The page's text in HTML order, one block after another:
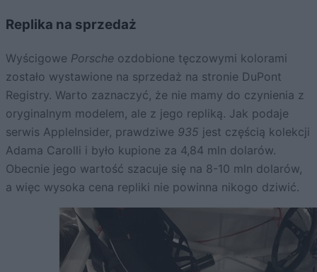
Replika na sprzedaż
Wyścigowe Porsche ozdobione tęczowymi kolorami
zostało wystawione na sprzedaż na stronie DuPont
Registry. Warto zaznaczyć, że nie mamy do czynienia z
oryginalnym modelem, ale z jego repliką. Jak podaje
serwis AppleInsider, prawdziwe 935 jest częścią kolekcji
Adama Carolli i było kupione za 4,84 mln dolarów.
Obecnie jego wartość szacuje się na 8-10 mln dolarów,
a więc wysoka cena repliki nie powinna nikogo dziwić.